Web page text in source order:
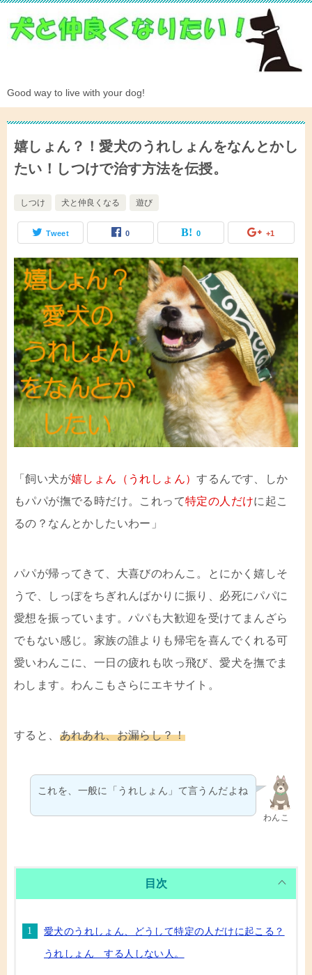
Good way to live with your dog!
嬉しょん？！愛犬のうれしょんをなんとかし
たい！しつけで治す方法を伝授。
しつけ 犬と仲良くなる 遊び
Tweet 0 0 +1
「飼い犬が嬉しょん（うれしょん）するんです、しか
もパパが撫でる時だけ。これって特定の人だけに起こ
るの？なんとかしたいわー」
パパが帰ってきて、大喜びのわんこ。とにかく嬉しそ
うで、しっぽをちぎれんばかりに振り、必死にパパに
愛想を振っています。パパも大歓迎を受けてまんざら
でもない感じ。家族の誰よりも帰宅を喜んでくれる可
愛いわんこに、一日の疲れも吹っ飛び、愛犬を撫でま
わします。わんこもさらにエキサイト。
すると、 あれあれ、お漏らし？！
わんこ
これを、一般に「うれしょん」て言うんだよね
目次
愛犬のうれしょん、どうして特定の人だけに起こる？
うれしょん する人しない人。